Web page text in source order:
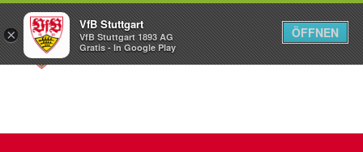
Menü
×
VfB Stuttgart
VfB Stuttgart 1893 AG
Gratis - In Google Play
ÖFFNEN